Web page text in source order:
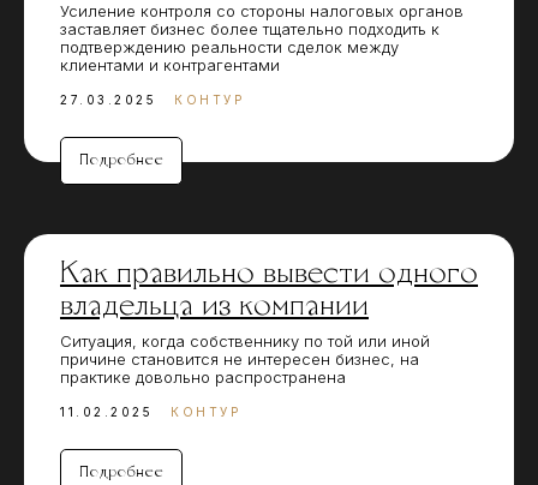
Усиление контроля со стороны налоговых органов
заставляет бизнес более тщательно подходить к
подтверждению реальности сделок между
клиентами и контрагентами
27.03.2025 КОНТУР
Подробнее
Как правильно вывести одного
владельца из компании
Ситуация, когда собственнику по той или иной
причине становится не интересен бизнес, на
практике довольно распространена
11.02.2025 КОНТУР
Подробнее